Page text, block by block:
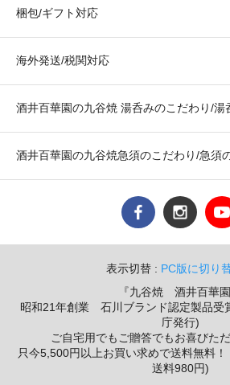
梱包/ギフト対応
海外発送/税関対応
酒井百華園の九谷焼 湯呑みのこだわり/湯
酒井百華園の九谷焼急須のこだわり/急須
表示切替 : PC版に切り
『九谷焼 酒井百華園
昭和21年創業 石川ブランド認定製品受
庁発行)
ご自宅用でもご贈答でもお喜びた
只今5,500円以上お買い求めで送料無料
送料980円)